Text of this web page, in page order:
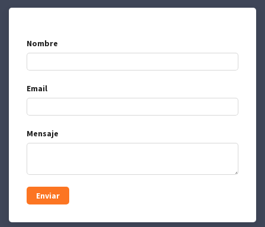
Nombre
Email
Mensaje
Enviar